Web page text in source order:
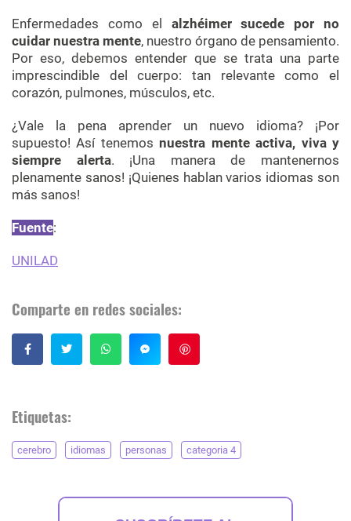
Enfermedades como el alzhéimer sucede por no
cuidar nuestra mente, nuestro órgano de pensamiento.
Por eso, debemos entender que se trata una parte
imprescindible del cuerpo: tan relevante como el
corazón, pulmones, músculos, etc.
¿Vale la pena aprender un nuevo idioma? ¡Por
supuesto! Así tenemosnuestra mente activa, viva y
siempre alerta. ¡Una manera de mantenernos
plenamente sanos! ¡Quienes hablan varios idiomas son
más sanos!
Fuente:
UNILAD
Comparte en redes sociales:
Etiquetas:
cerebro idiomas personas categoria 4